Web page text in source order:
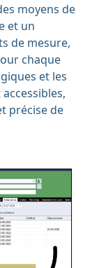
moyens de
et un
de mesure,
chaque
et les
précise de